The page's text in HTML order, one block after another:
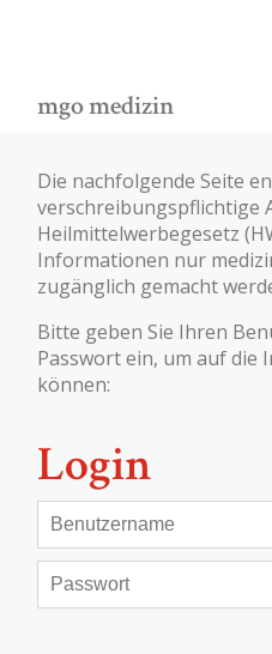
mgo medizin
Die nachfolgende Seite
verschreibungspflichtige
Heilmittelwerbegesetz
Informationen nur
zugänglich gemacht
Bitte geben Sie Ihren
Passwort ein, um auf die
können:
Login